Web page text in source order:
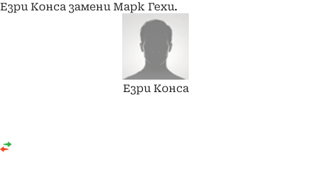
Езри Конса замени Марк Гехи.
Езри Конса